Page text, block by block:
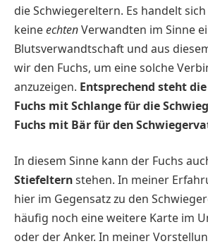
die Schwiegereltern. Es handelt
keineechtenVerwandten im Sinne
Blutsverwandtschaft und aus
wir den Fuchs, um eine solche
anzuzeigen. Entsprechend steht
Fuchs mit Schlange für die
Fuchs mit Bär für den
In diesem Sinne kann der Fuchs
Stiefelternstehen. In meiner
hier im Gegensatz zu den
häufig noch eine weitere Karte im
oder der Anker. In meiner